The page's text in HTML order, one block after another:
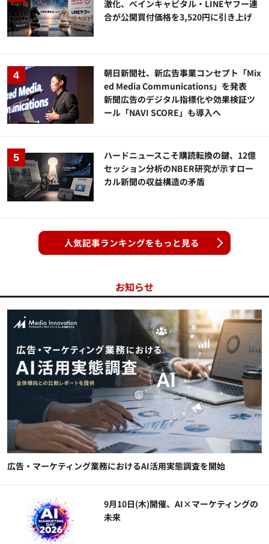
激化、ベインキャピタル・LINEヤフー連
合が公開買付価格を3,520円に引き上げ
朝日新聞社、新広告事業コンセプト「Mix
ed Media Communications」を発表
新聞広告のデジタル指標化や効果検証ツ
ール「NAVI SCORE」も導入へ
ハードニュースこそ購読転換の鍵、12億
セッション分析のNBER研究が示すロー
カル新聞の収益構造の矛盾
人気記事ランキングをもっと見る
お知らせ
広告・マーケティング業務におけるAI活用実態調査を開始
9月10日(木)開催、AI×マーケティングの
未来